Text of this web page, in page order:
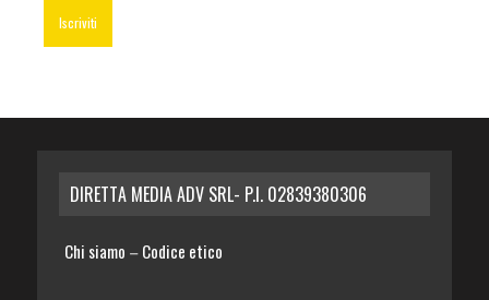
DIRETTA MEDIA ADV SRL- P.I. 02839380306
Chi siamo – Codice etico